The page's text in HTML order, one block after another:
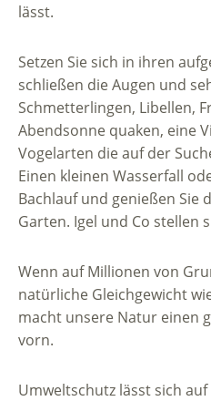
lässt.
Setzen Sie sich in ihren
schließen die Augen und
Schmetterlingen, Libellen,
Abendsonne quaken, eine
Vogelarten die auf der
Einen kleinen Wasserfall
Bachlauf und genießen Sie
Garten. Igel und Co stellen
Wenn auf Millionen von
natürliche Gleichgewicht
macht unsere Natur einen
vorn.
Umweltschutz lässt sich